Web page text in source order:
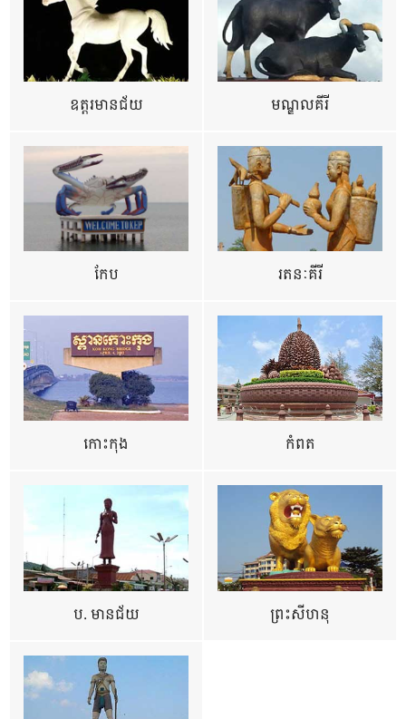
ឧត្ដរមានជ័យ មណ្ឌលគីរី
កែប រតនៈគីរី
កោះកុង កំពត
ប. មានជ័យ ព្រះសីហនុ